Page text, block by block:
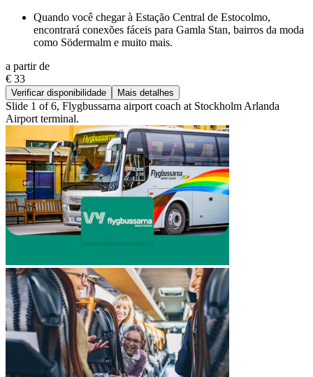
Quando você chegar à Estação Central de Estocolmo,
encontrará conexões fáceis para Gamla Stan, bairros da moda
como Södermalm e muito mais.
a partir de
€ 33
Verificar disponibilidade Mais detalhes
Slide 1 of 6, Flygbussarna airport coach at Stockholm Arlanda
Airport terminal.